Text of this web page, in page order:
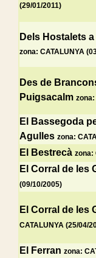
(29/01/2011)
Dels Hostalets
zona: CATALUNYA
Des de
Puigsacalm zona:
El Bassegoda
Agulles zona:
El Bestrecà zona:
El Corral de les
(09/10/2005)
El Corral de les
CATALUNYA (25/04/
El Ferran zona: